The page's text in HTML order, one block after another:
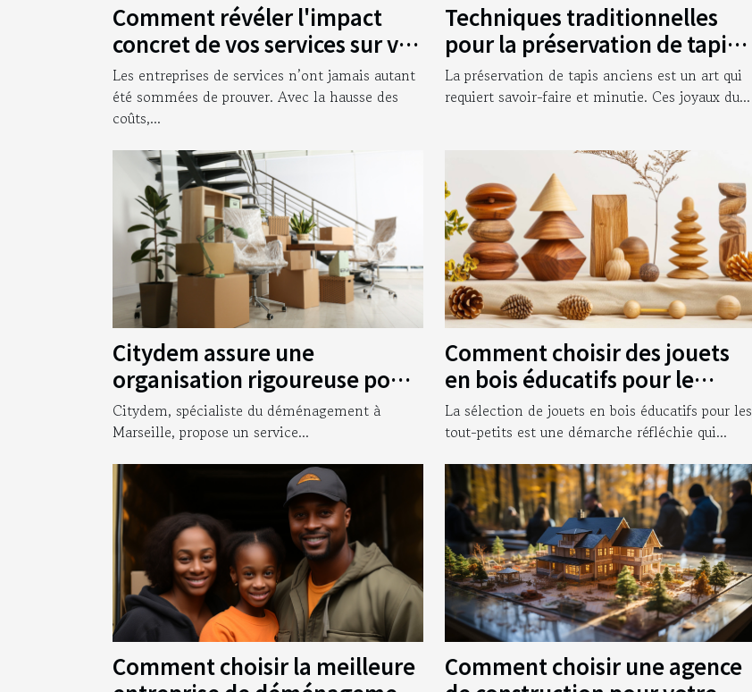
Comment révéler l'impact
concret de vos services sur vos
clients
Les entreprises de services n’ont jamais autant
été sommées de prouver. Avec la hausse des
coûts,...
Techniques traditionnelles
pour la préservation de tapis
anciens
La préservation de tapis anciens est un art qui
requiert savoir-faire et minutie. Ces joyaux du...
Citydem assure une
organisation rigoureuse pour
votre déménagement
d’entreprise à Marseille !
Citydem, spécialiste du déménagement à
Marseille, propose un service...
Comment choisir des jouets
en bois éducatifs pour le
développement des tout-
petits
La sélection de jouets en bois éducatifs pour les
tout-petits est une démarche réfléchie qui...
Comment choisir la meilleure
Comment choisir une agence